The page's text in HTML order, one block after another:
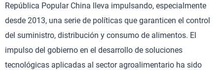
República Popular China lleva impulsando, especialmente
desde 2013, una serie de políticas que garanticen el control
del suministro, distribución y consumo de alimentos. El
impulso del gobierno en el desarrollo de soluciones
tecnológicas aplicadas al sector agroalimentario ha sido